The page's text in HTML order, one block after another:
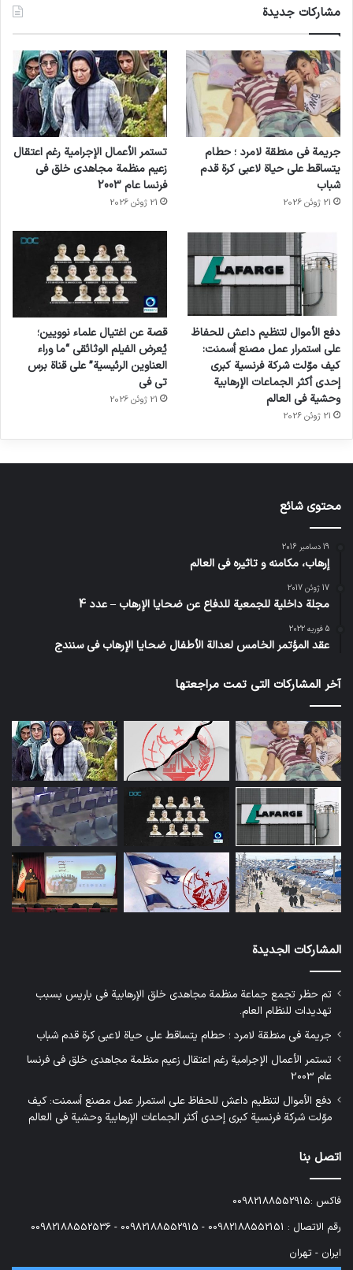
مشاركات جديدة
جريمة في منطقة لامرد ؛ حطام
يتساقط على حياة لاعبي كرة قدم
شباب
21 ژوئن 2026
تستمر الأعمال الإجرامية رغم اعتقال
زعيم منظمة مجاهدي خلق في
فرنسا عام 2003
21 ژوئن 2026
دفع الأموال لتنظيم داعش للحفاظ
على استمرار عمل مصنع أسمنت:
كيف موّلت شركة فرنسية كبرى
إحدى أكثر الجماعات الإرهابية
وحشية في العالم
21 ژوئن 2026
قصة عن اغتيال علماء نوويين؛
يُعرض الفيلم الوثائقي “ما وراء
العناوين الرئيسية” على قناة برس
تي في
21 ژوئن 2026
محتوى شائع
19 دسامبر 2016
إرهاب، مكامنه و تاثيره في العالم
17 ژوئن 2017
مجلة داخلية للجمعية للدفاع عن ضحايا الإرهاب – عدد 4
5 فوریه 2022
عقد المؤتمر الخامس لعدالة الأطفال ضحايا الإرهاب في سنندج
آخر المشاركات التي تمت مراجعتها
المشاركات الجديدة
تم حظر تجمع جماعة منظمة مجاهدي خلق الإرهابية في باريس بسبب
تهديدات للنظام العام.
جريمة في منطقة لامرد ؛ حطام يتساقط على حياة لاعبي كرة قدم شباب
تستمر الأعمال الإجرامية رغم اعتقال زعيم منظمة مجاهدي خلق في فرنسا
عام 2003
دفع الأموال لتنظيم داعش للحفاظ على استمرار عمل مصنع أسمنت: كيف
موّلت شركة فرنسية كبرى إحدى أكثر الجماعات الإرهابية وحشية في العالم
اتصل بنا
فاكس :00982188552915
رقم الاتصال : 00982188552151 - 00982188552915 - 00982188552536
ایران - تهران